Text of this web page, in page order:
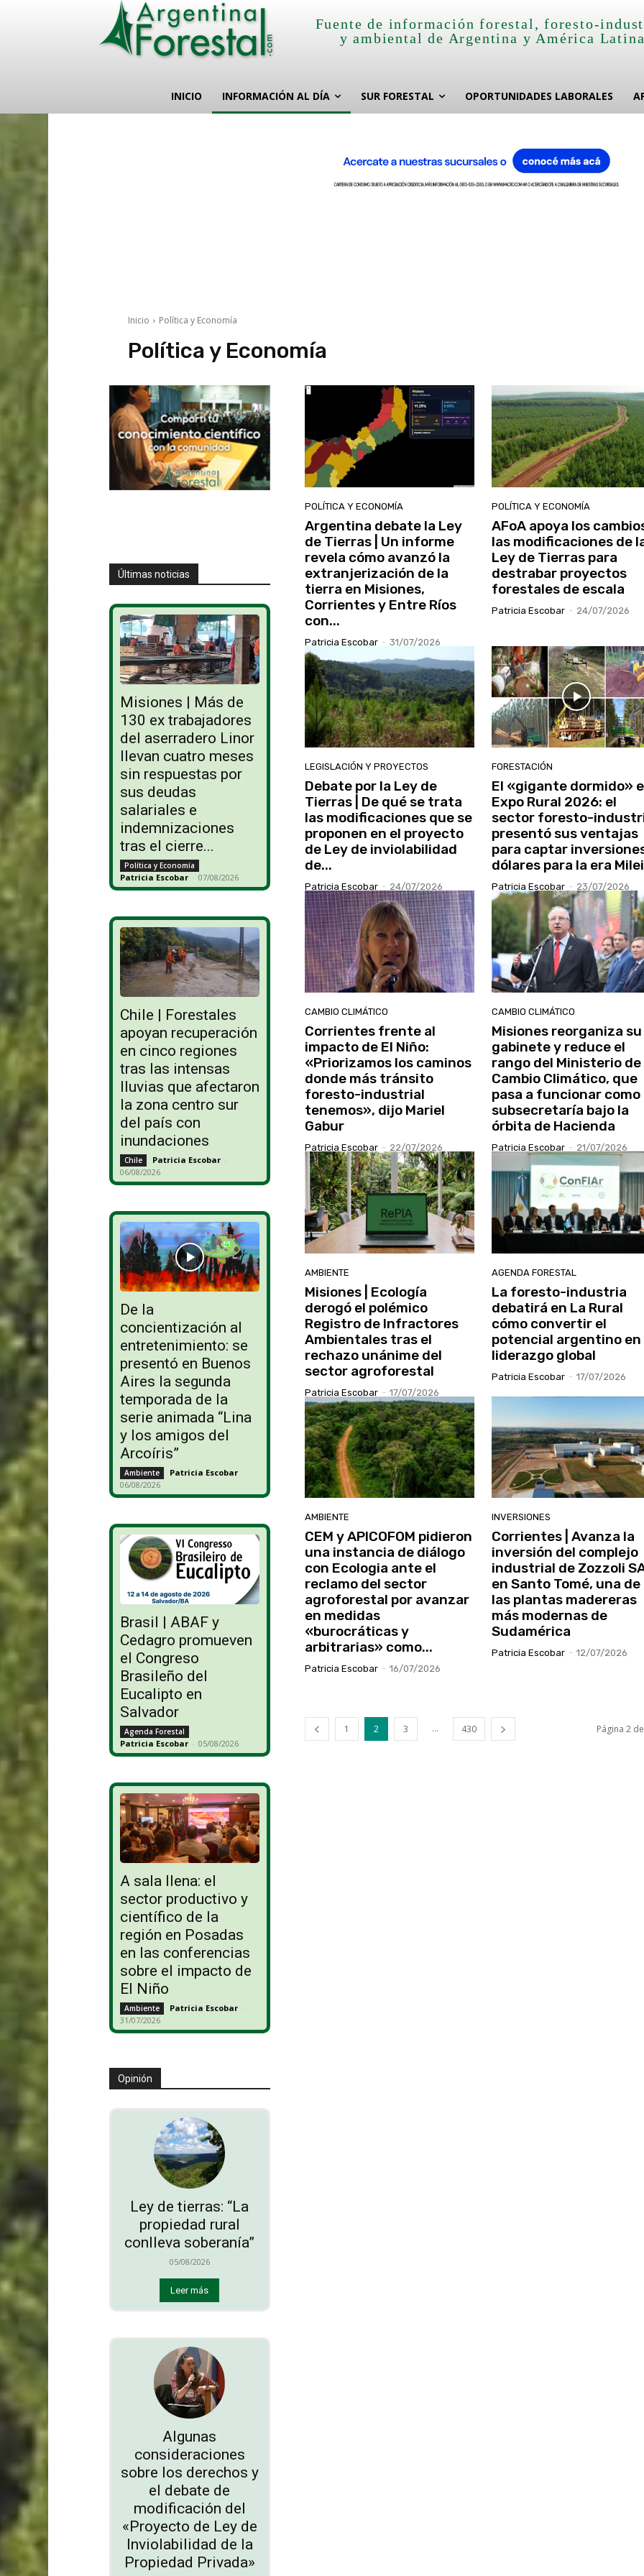
Fuente de información forestal, foresto-
y ambiental de Argentina y América
INICIO INFORMACIÓN AL DÍA SUR FORESTAL OPORTUNIDADES LABORALES
Inicio Política y Economía
Política y Economía
Últimas noticias
Misiones | Más de
130 ex trabajadores
del aserradero Linor
llevan cuatro meses
sin respuestas por
sus deudas
salariales e
indemnizaciones
tras el cierre...
Política y Economía
Patricia Escobar - 07/08/2026
Chile | Forestales
apoyan recuperación
en cinco regiones
tras las intensas
lluvias que afectaron
la zona centro sur
del país con
inundaciones
Chile Patricia Escobar -
06/08/2026
De la
concientización al
entretenimiento: se
presentó en Buenos
Aires la segunda
temporada de la
serie animada “Lina
y los amigos del
Arcoíris”
Ambiente Patricia Escobar -
06/08/2026
Brasil | ABAF y
Cedagro promueven
el Congreso
Brasileño del
Eucalipto en
Salvador
Agenda Forestal
Patricia Escobar - 05/08/2026
A sala llena: el
sector productivo y
científico de la
región en Posadas
en las conferencias
sobre el impacto de
El Niño
Ambiente Patricia Escobar -
31/07/2026
Opinión
Ley de tierras: “La
propiedad rural
conlleva soberanía”
05/08/2026
Leer más
Algunas
consideraciones
sobre los derechos y
el debate de
modificación del
«Proyecto de Ley de
Inviolabilidad de la
Propiedad Privada»
POLÍTICA Y ECONOMÍA
Argentina debate la Ley
de Tierras | Un informe
revela cómo avanzó la
extranjerización de la
tierra en Misiones,
Corrientes y Entre Ríos
con...
Patricia Escobar - 31/07/2026
POLÍTICA Y ECONOMÍA
AFoA apoya los
las modificaciones de
Ley de Tierras para
destrabar proyectos
forestales de escala
Patricia Escobar - 24/07/2026
LEGISLACIÓN Y PROYECTOS
Debate por la Ley de
Tierras | De qué se trata
las modificaciones que se
proponen en el proyecto
de Ley de inviolabilidad
de...
Patricia Escobar - 24/07/2026
FORESTACIÓN
El «gigante dormido»
Expo Rural 2026: el
sector foresto-
presentó sus ventajas
para captar
dólares para la era Milei
Patricia Escobar - 23/07/2026
CAMBIO CLIMÁTICO
Corrientes frente al
impacto de El Niño:
«Priorizamos los caminos
donde más tránsito
foresto-industrial
tenemos», dijo Mariel
Gabur
Patricia Escobar - 22/07/2026
CAMBIO CLIMÁTICO
Misiones reorganiza su
gabinete y reduce el
rango del Ministerio de
Cambio Climático, que
pasa a funcionar como
subsecretaría bajo la
órbita de Hacienda
Patricia Escobar - 21/07/2026
AMBIENTE
Misiones | Ecología
derogó el polémico
Registro de Infractores
Ambientales tras el
rechazo unánime del
sector agroforestal
Patricia Escobar - 17/07/2026
AGENDA FORESTAL
La foresto-industria
debatirá en La Rural
cómo convertir el
potencial argentino en
liderazgo global
Patricia Escobar - 17/07/2026
AMBIENTE
CEM y APICOFOM pidieron
una instancia de diálogo
con Ecologia ante el
reclamo del sector
agroforestal por avanzar
en medidas
«burocráticas y
arbitrarias» como...
Patricia Escobar - 16/07/2026
INVERSIONES
Corrientes | Avanza la
inversión del complejo
industrial de Zozzoli
en Santo Tomé, una de
las plantas madereras
más modernas de
Sudamérica
Patricia Escobar - 12/07/2026
1 2 3 ... 430 Página 2